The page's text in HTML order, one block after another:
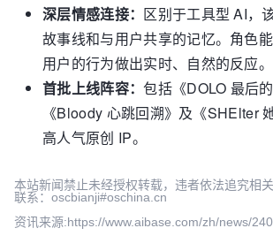
深层情感连接： 区别于工具型 AI，
故事线和与用户共享的记忆。角色
用户的行为做出实时、自然的反应。
首批上线阵容：包括《DOLO 最后的
《Bloody 心跳回溯》及《SHElter
高人气原创 IP。
本站新闻禁止未经授权转载，违者依法追究相
联系：oscbianji#oschina.cn
资讯来源:https://www.aibase.com/zh/news/